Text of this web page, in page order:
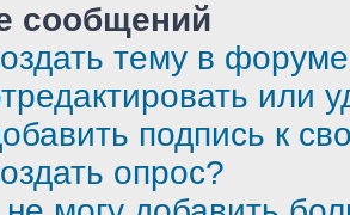
сообщений
тему в
или
подпись к
опрос?